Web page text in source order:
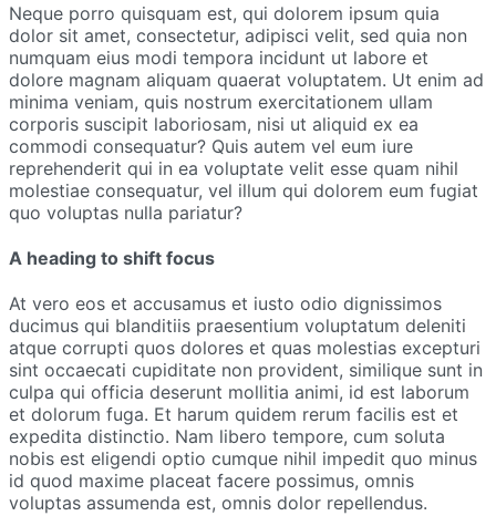
Neque porro quisquam est, qui dolorem ipsum quia
dolor sit amet, consectetur, adipisci velit, sed quia non
numquam eius modi tempora incidunt ut labore et
dolore magnam aliquam quaerat voluptatem. Ut enim ad
minima veniam, quis nostrum exercitationem ullam
corporis suscipit laboriosam, nisi ut aliquid ex ea
commodi consequatur? Quis autem vel eum iure
reprehenderit qui in ea voluptate velit esse quam nihil
molestiae consequatur, vel illum qui dolorem eum fugiat
quo voluptas nulla pariatur?
A heading to shift focus
At vero eos et accusamus et iusto odio dignissimos
ducimus qui blanditiis praesentium voluptatum deleniti
atque corrupti quos dolores et quas molestias excepturi
sint occaecati cupiditate non provident, similique sunt in
culpa qui officia deserunt mollitia animi, id est laborum
et dolorum fuga. Et harum quidem rerum facilis est et
expedita distinctio. Nam libero tempore, cum soluta
nobis est eligendi optio cumque nihil impedit quo minus
id quod maxime placeat facere possimus, omnis
voluptas assumenda est, omnis dolor repellendus.